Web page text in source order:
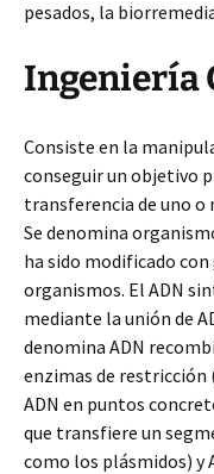
pesados, la
Ingeniería
Consiste en la
conseguir un objetivo
transferencia de uno o
Se denomina
ha sido modificado
organismos. El ADN
mediante la unión de
denomina ADN
enzimas de
ADN en puntos
que transfiere un
como los plásmidos) y